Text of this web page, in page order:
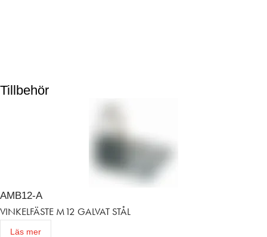
Tillbehör
AMB12-A
VINKELFÄSTE M12 GALVAT STÅL
Läs mer